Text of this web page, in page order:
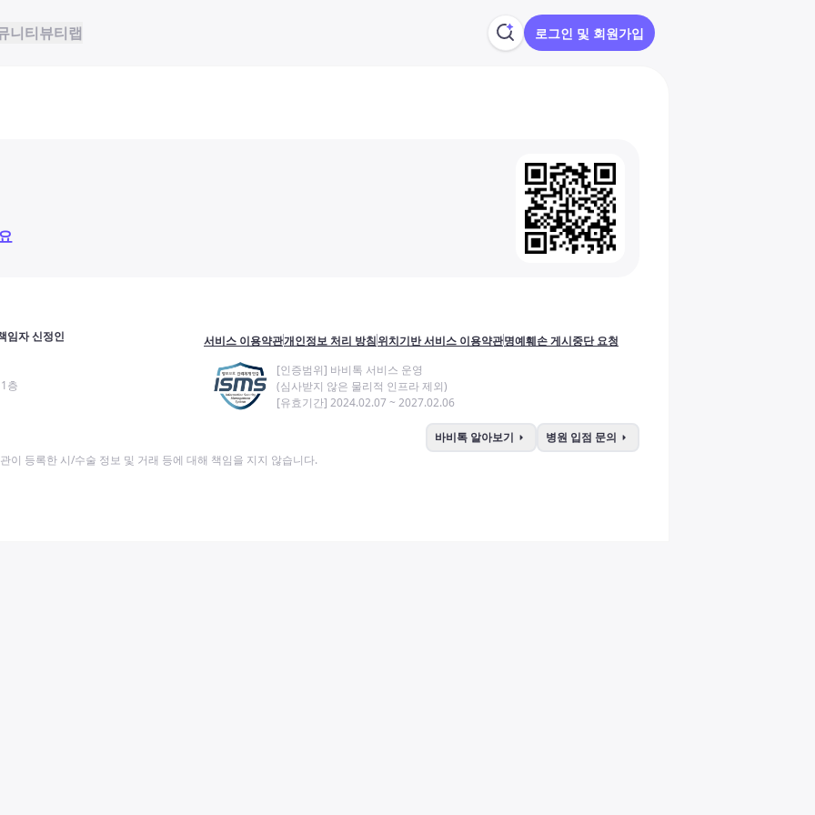
니티뷰티랩 로그인 및 회원가입
임자 신정인
층
서비스 이용약관개인정보 처리 방침위치기반 서비스 이용약관명예훼손 게시중단 요청
[인증범위] 바비톡 서비스 운영
(심사받지 않은 물리적 인프라 제외)
[유효기간] 2024.02.07 ~ 2027.02.06
바비톡 알아보기 arrow_right 병원 입점 문의 arrow_right
이 등록한 시/수술 정보 및 거래 등에 대해 책임을 지지 않습니다.